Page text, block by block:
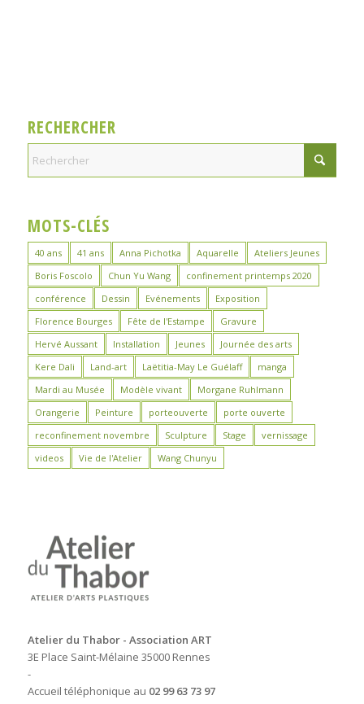
RECHERCHER
MOTS-CLÉS
40 ans 41 ans Anna Pichotka Aquarelle
Ateliers Jeunes
Boris Foscolo
Chun Yu Wang
confinement printemps 2020
conférence
Dessin Evénements
Exposition
Florence Bourges
Fête de l'Estampe
Gravure
Hervé Aussant
Installation Jeunes
Journée des arts
Kere Dali
Land-art Laëtitia-May Le Guélaff
manga
Mardi au Musée
Modèle vivant
Morgane Ruhlmann
Orangerie
Peinture porteouverte
porte ouverte
reconfinement novembre
Sculpture Stage
vernissage
videos
Vie de l'Atelier Wang Chunyu
Atelier du Thabor - Association ART
3E Place Saint-Mélaine 35000 Rennes
-
Accueil téléphonique au 02 99 63 73 97